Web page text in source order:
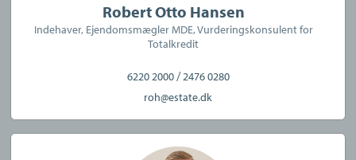
Danmark fra kontorer beliggende i Europa
CVR:45071278
Robert Otto Hansen
Indehaver, Ejendomsmægler MDE, Vurderingskonsulent for
Totalkredit
6220 2000/2476 0280
roh@estate.dk